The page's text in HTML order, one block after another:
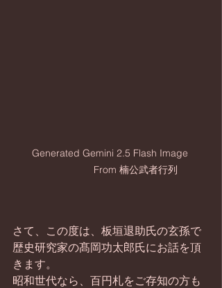
Generated Gemini 2.5 Flash Image
From 楠公武者行列
さて、この度は、板垣退助氏の玄孫で
歴史研究家の髙岡功太郎氏にお話を頂
きます。
昭和世代なら、百円札をご存知の方も